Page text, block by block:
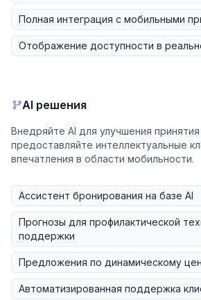
Полная интеграция с мобильными
Отображение доступности в
AI решения
Внедряйте AI для улучшения
предоставляйте интеллектуальные
впечатления в области мобильности.
Ассистент бронирования на базе AI
Прогнозы для профилактической
поддержки
Предложения по динамическому
Автоматизированная поддержка